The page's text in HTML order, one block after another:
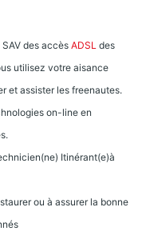
des accès ADSL des
utilisez votre aisance
et assister les freenautes.
on-line en
Itinérant(e)à
ou à assurer la bonne